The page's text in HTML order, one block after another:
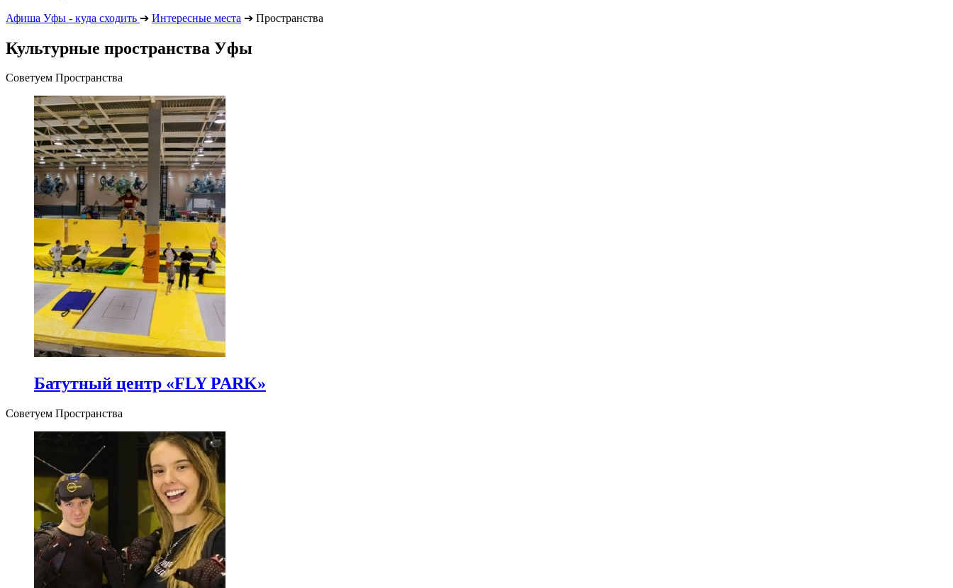
Афиша Уфы - куда сходить ➔ Интересные места ➔ Пространства
Культурные пространства Уфы
Советуем Пространства
Батутный центр «FLY PARK»
Советуем Пространства